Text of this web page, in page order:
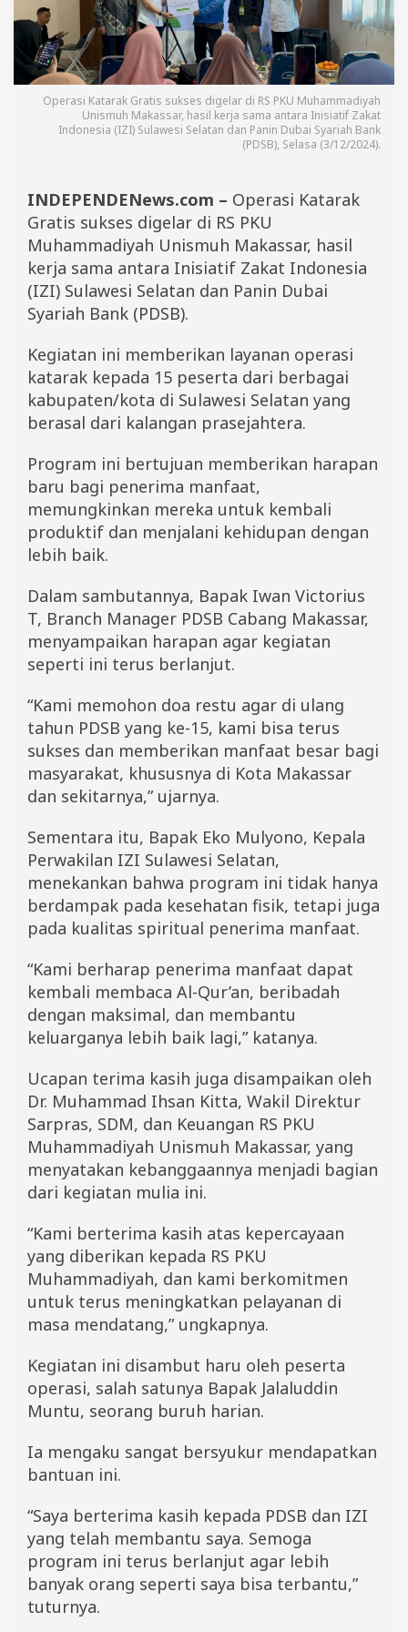
a
i
S
y
a
r
i
a
h
a
r
O
p
e
r
a
s
K
a
t
a
r
a
G
r
t
i
g
i
M
a
s
r
a
k
a
t
Operasi Katarak Gratis sukses digelar di RS PKU Muhammadiyah
Unismuh Makassar, hasil kerja sama antara Inisiatif Zakat
Indonesia (IZI) Sulawesi Selatan dan Panin Dubai Syariah Bank
(PDSB), Selasa (3/12/2024).
INDEPENDENews.com – Operasi Katarak
Gratis sukses digelar di RS PKU
Muhammadiyah Unismuh Makassar, hasil
kerja sama antara Inisiatif Zakat Indonesia
(IZI) Sulawesi Selatan dan Panin Dubai
Syariah Bank (PDSB).
Kegiatan ini memberikan layanan operasi
katarak kepada 15 peserta dari berbagai
kabupaten/kota di Sulawesi Selatan yang
berasal dari kalangan prasejahtera.
Program ini bertujuan memberikan harapan
baru bagi penerima manfaat,
memungkinkan mereka untuk kembali
produktif dan menjalani kehidupan dengan
lebih baik.
Dalam sambutannya, Bapak Iwan Victorius
T, Branch Manager PDSB Cabang Makassar,
menyampaikan harapan agar kegiatan
seperti ini terus berlanjut.
“Kami memohon doa restu agar di ulang
tahun PDSB yang ke-15, kami bisa terus
sukses dan memberikan manfaat besar bagi
masyarakat, khususnya di Kota Makassar
dan sekitarnya,” ujarnya.
Sementara itu, Bapak Eko Mulyono, Kepala
Perwakilan IZI Sulawesi Selatan,
menekankan bahwa program ini tidak hanya
berdampak pada kesehatan fisik, tetapi juga
pada kualitas spiritual penerima manfaat.
“Kami berharap penerima manfaat dapat
kembali membaca Al-Qur’an, beribadah
dengan maksimal, dan membantu
keluarganya lebih baik lagi,” katanya.
Ucapan terima kasih juga disampaikan oleh
Dr. Muhammad Ihsan Kitta, Wakil Direktur
Sarpras, SDM, dan Keuangan RS PKU
Muhammadiyah Unismuh Makassar, yang
menyatakan kebanggaannya menjadi bagian
dari kegiatan mulia ini.
“Kami berterima kasih atas kepercayaan
yang diberikan kepada RS PKU
Muhammadiyah, dan kami berkomitmen
untuk terus meningkatkan pelayanan di
masa mendatang,” ungkapnya.
Kegiatan ini disambut haru oleh peserta
operasi, salah satunya Bapak Jalaluddin
Muntu, seorang buruh harian.
Ia mengaku sangat bersyukur mendapatkan
bantuan ini.
“Saya berterima kasih kepada PDSB dan IZI
yang telah membantu saya. Semoga
program ini terus berlanjut agar lebih
banyak orang seperti saya bisa terbantu,”
tuturnya.